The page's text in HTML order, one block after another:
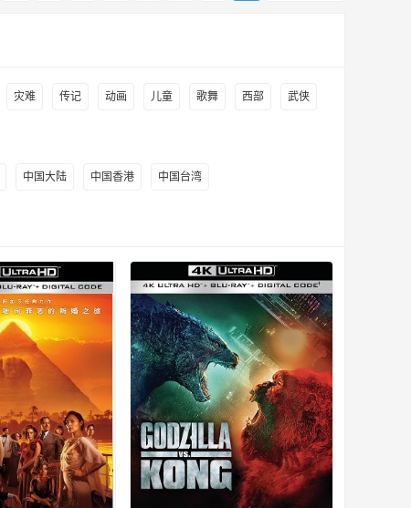
灾难 传记 动画 儿童 歌舞 西部 武侠
中国大陆 中国香港 中国台湾